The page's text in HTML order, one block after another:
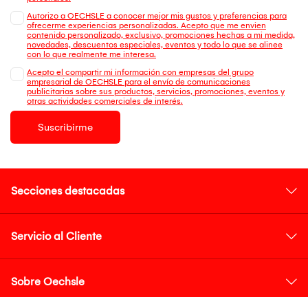
Autorizo a OECHSLE a conocer mejor mis gustos y preferencias para
ofrecerme experiencias personalizadas. Acepto que me envien
contenido personalizado, exclusivo, promociones hechas a mi medida,
novedades, descuentos especiales, eventos y todo lo que se alinee
con lo que realmente me interesa.
Acepto el compartir mi información con empresas del grupo
empresarial de OECHSLE para el envío de comunicaciones
publicitarias sobre sus productos, servicios, promociones, eventos y
otras actividades comerciales de interés.
Suscribirme
Secciones destacadas
Servicio al Cliente
Sobre Oechsle